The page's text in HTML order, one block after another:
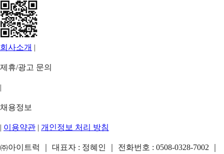
회사소개 |
제휴/광고 문의
|
채용정보
| 이용약관 | 개인정보 처리 방침
㈜아이트럭 ｜ 대표자 : 정혜인 ｜ 전화번호 : 0508-0328-7002